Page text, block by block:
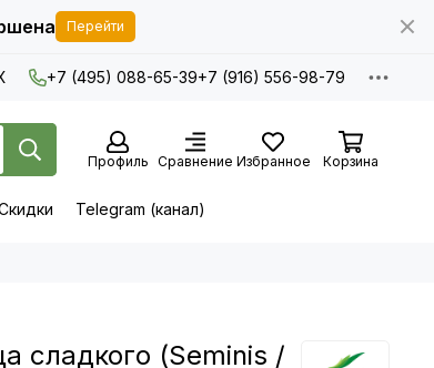
Перейти
+7 (495) 088-65-39+7 (916) 556-98-79
Профиль Сравнение Избранное Корзина
Telegram (канал)
сладкого (Seminis /